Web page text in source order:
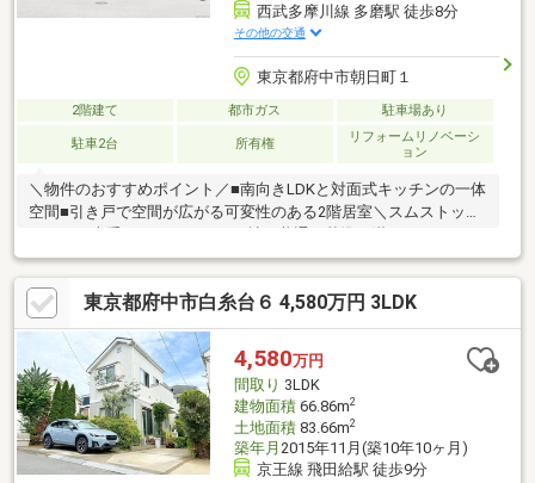
西武多摩川線 多磨駅 徒歩8分
その他の交通
東京都府中市朝日町１
2階建て 都市ガス 駐車場あり
駐車2台 所有権
リフォームリノベーシ
ョン
＼物件のおすすめポイント／■南向きLDKと対面式キッチンの一体
空間■引き戸で空間が広がる可変性のある2階居室＼スムストック
「スムストック」と認定①「新耐震基準」レベルの耐震性保持
②スムストック住宅販売士が明確な基準で適正評価③新築時～
現在に至るまでの住宅履歴（点検・補修）を管理・蓄積④５０年
以上のメンテナンスプログラムに対応。住宅購入後もそのまま引
き継ぐことが可能
東京都府中市白糸台６ 4,580万円 3LDK
4,580万円
間取り 3LDK
建物面積66.86m2
土地面積83.66m2
築年月 2015年11月(築10年10ヶ月)
京王線 飛田給駅 徒歩9分